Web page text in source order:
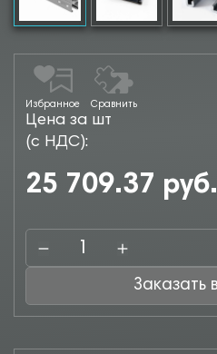
Избранное Сравнить
Цена за шт
(с НДС):
25 709.37 руб.